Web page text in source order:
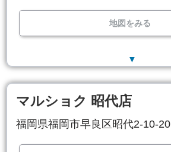
地図をみる
▼
マルショク 昭代店
福岡県福岡市早良区昭代2-10-20